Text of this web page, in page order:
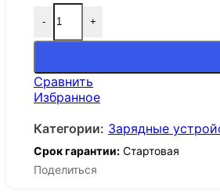
- +
Сравнить
Избранное
Категории: Зарядные
Срок гарантии: Стартовая
Поделиться